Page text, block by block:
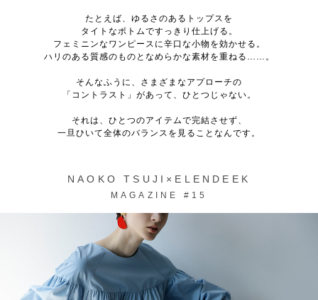
たとえば、ゆるさのあるトップスを
タイトなボトムですっきり仕上げる。
フェミニンなワンピースに辛口な小物を効かせる。
ハリのある質感のものとなめらかな素材を重ねる……。
そんなふうに、さまざまなアプローチの
「コントラスト」があって、ひとつじゃない。
それは、ひとつのアイテムで完結させず、
一旦ひいて全体のバランスを見ることなんです。
NAOKO TSUJI×ELENDEEK
MAGAZINE #15